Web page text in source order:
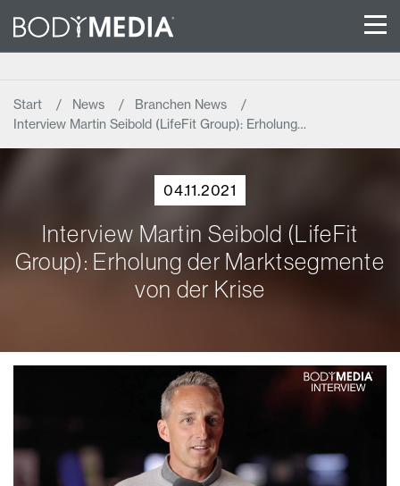
Start News
Branchen News
Interview Martin Seibold (LifeFit Group): Erholung…
04.11.2021
Interview Martin Seibold (LifeFit
Group): Erholung der Marktsegmente
von der Krise